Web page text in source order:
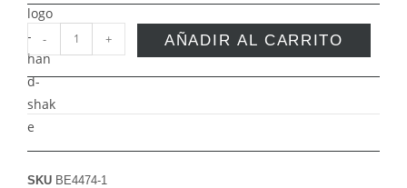
- + AÑADIR AL CARRITO
SKU BE4474-1